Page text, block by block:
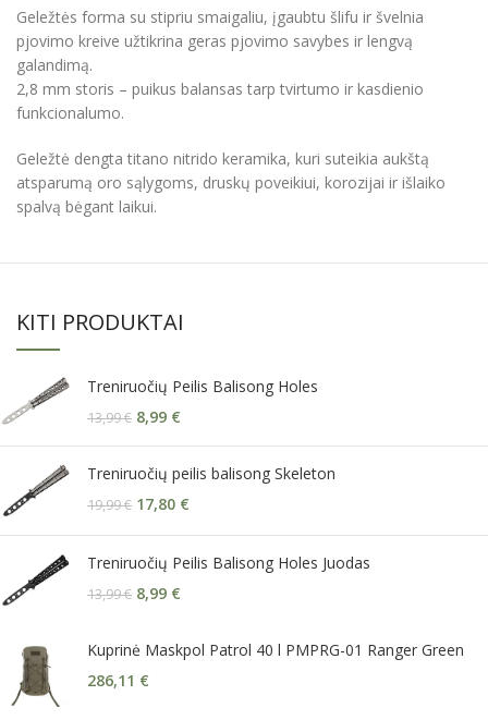
Geležtės forma su stipriu smaigaliu, įgaubtu šlifu ir švelnia
pjovimo kreive užtikrina geras pjovimo savybes ir lengvą
galandimą.
2,8 mm storis – puikus balansas tarp tvirtumo ir kasdienio
funkcionalumo.
Geležtė dengta titano nitrido keramika, kuri suteikia aukštą
atsparumą oro sąlygoms, druskų poveikiui, korozijai ir išlaiko
spalvą bėgant laikui.
KITI PRODUKTAI
Treniruočių Peilis Balisong Holes
13,99€ 8,99 €
Treniruočių peilis balisong Skeleton
19,99€ 17,80 €
Treniruočių Peilis Balisong Holes Juodas
13,99€ 8,99 €
Kuprinė Maskpol Patrol 40 l PMPRG-01 Ranger Green
286,11 €